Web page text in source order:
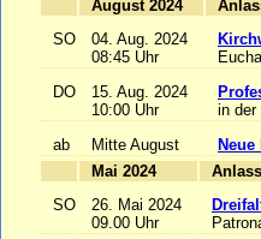
August 2024
SO
04. Aug. 2024
08:45 Uhr
DO
15. Aug. 2024
10:00 Uhr
in der
ab
Mitte August
Mai 2024
SO
26. Mai 2024
09.00 Uhr